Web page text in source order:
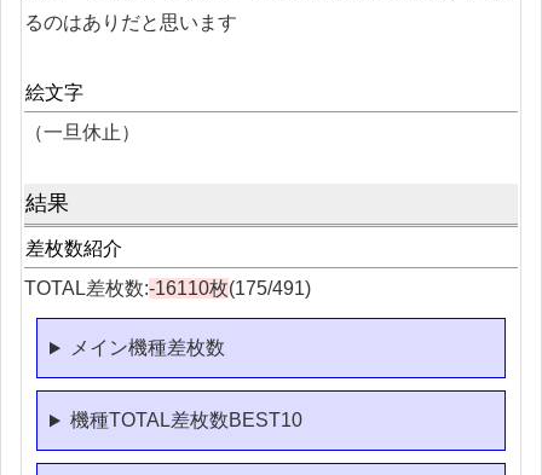
るのはありだと思います
絵文字
（一旦休止）
結果
差枚数紹介
TOTAL差枚数:-16110枚(175/491)
メイン機種差枚数
機種TOTAL差枚数BEST10